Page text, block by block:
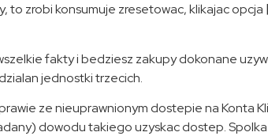
to zrobi konsumuje zresetowac, klikajac opcja
fakty i bedziesz zakupy dokonane
jednostki trzecich.
ze nieuprawnionym dostepie na Konta
dowodu takiego uzyskac dostep.